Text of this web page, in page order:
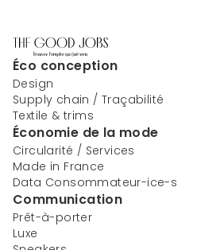
Éco conception
Design
Supply chain / Traçabilité
Textile & trims
Économie de la mode
Circularité / Services
Made in France
Data Consommateur-ice-s
Communication
Prêt-à-porter
Luxe